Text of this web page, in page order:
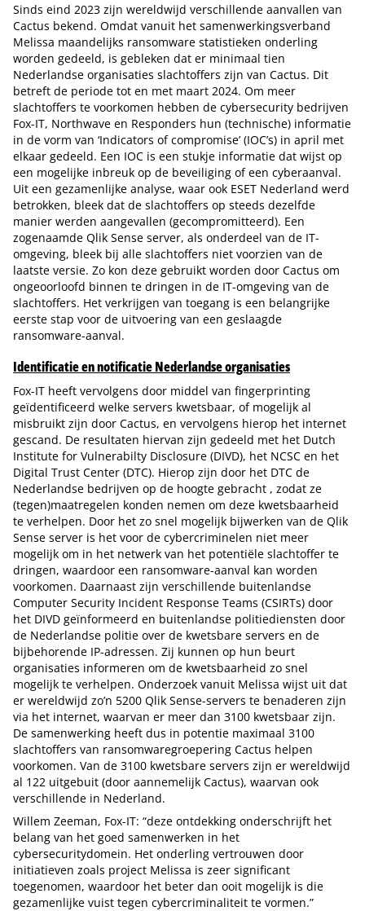
Sinds eind 2023 zijn wereldwijd verschillende aanvallen van
Cactus bekend. Omdat vanuit het samenwerkingsverband
Melissa maandelijks ransomware statistieken onderling
worden gedeeld, is gebleken dat er minimaal tien
Nederlandse organisaties slachtoffers zijn van Cactus. Dit
betreft de periode tot en met maart 2024. Om meer
slachtoffers te voorkomen hebben de cybersecurity bedrijven
Fox-IT, Northwave en Responders hun (technische) informatie
in de vorm van ‘Indicators of compromise’ (IOC’s) in april met
elkaar gedeeld. Een IOC is een stukje informatie dat wijst op
een mogelijke inbreuk op de beveiliging of een cyberaanval.
Uit een gezamenlijke analyse, waar ook ESET Nederland werd
betrokken, bleek dat de slachtoffers op steeds dezelfde
manier werden aangevallen (gecompromitteerd). Een
zogenaamde Qlik Sense server, als onderdeel van de IT-
omgeving, bleek bij alle slachtoffers niet voorzien van de
laatste versie. Zo kon deze gebruikt worden door Cactus om
ongeoorloofd binnen te dringen in de IT-omgeving van de
slachtoffers. Het verkrijgen van toegang is een belangrijke
eerste stap voor de uitvoering van een geslaagde
ransomware-aanval.
Identificatie en notificatie Nederlandse organisaties
Fox-IT heeft vervolgens door middel van fingerprinting
geïdentificeerd welke servers kwetsbaar, of mogelijk al
misbruikt zijn door Cactus, en vervolgens hierop het internet
gescand. De resultaten hiervan zijn gedeeld met het Dutch
Institute for Vulnerabilty Disclosure (DIVD), het NCSC en het
Digital Trust Center (DTC). Hierop zijn door het DTC de
Nederlandse bedrijven op de hoogte gebracht , zodat ze
(tegen)maatregelen konden nemen om deze kwetsbaarheid
te verhelpen. Door het zo snel mogelijk bijwerken van de Qlik
Sense server is het voor de cybercriminelen niet meer
mogelijk om in het netwerk van het potentiële slachtoffer te
dringen, waardoor een ransomware-aanval kan worden
voorkomen. Daarnaast zijn verschillende buitenlandse
Computer Security Incident Response Teams (CSIRTs) door
het DIVD geïnformeerd en buitenlandse politiediensten door
de Nederlandse politie over de kwetsbare servers en de
bijbehorende IP-adressen. Zij kunnen op hun beurt
organisaties informeren om de kwetsbaarheid zo snel
mogelijk te verhelpen. Onderzoek vanuit Melissa wijst uit dat
er wereldwijd zo’n 5200 Qlik Sense-servers te benaderen zijn
via het internet, waarvan er meer dan 3100 kwetsbaar zijn.
De samenwerking heeft dus in potentie maximaal 3100
slachtoffers van ransomwaregroepering Cactus helpen
voorkomen. Van de 3100 kwetsbare servers zijn er wereldwijd
al 122 uitgebuit (door aannemelijk Cactus), waarvan ook
verschillende in Nederland.
Willem Zeeman, Fox-IT: “deze ontdekking onderschrijft het
belang van het goed samenwerken in het
cybersecuritydomein. Het onderling vertrouwen door
initiatieven zoals project Melissa is zeer significant
toegenomen, waardoor het beter dan ooit mogelijk is die
gezamenlijke vuist tegen cybercriminaliteit te vormen.”